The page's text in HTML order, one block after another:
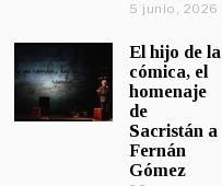
5 junio, 2026
El hijo de la
cómica, el
homenaje
de
Sacristán a
Fernán
Gómez